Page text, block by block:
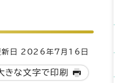
日 2026年7月16日
きな文字で印刷